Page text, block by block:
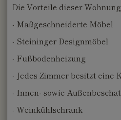
Die Vorteile dieser
- Maßgeschneiderte Möbel
- Steininger Designmöbel
- Fußbodenheizung
- Jedes Zimmer besitzt eine
- Innen- sowie
- Weinkühlschrank